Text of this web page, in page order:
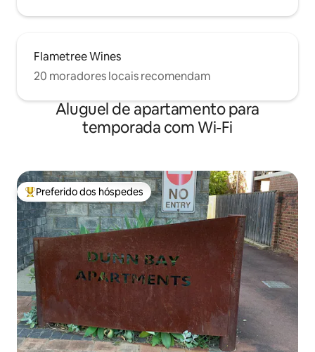
Flametree Wines
20 moradores locais recomendam
Aluguel de apartamento para
temporada com Wi-Fi
Entre os melhores preferidos dos hóspedes
Preferido dos hóspedes